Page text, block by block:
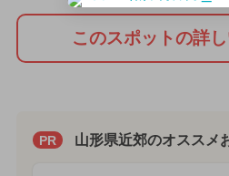
このスポットの詳
PR 山形県近郊のオススメ